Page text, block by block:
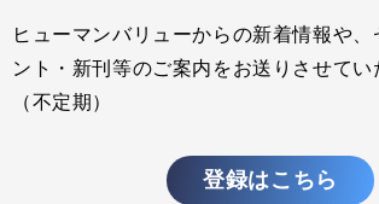
ヒューマンバリューからの新着情報や
ント・新刊等のご案内をお送りさせてい
（不定期）
登録はこちら